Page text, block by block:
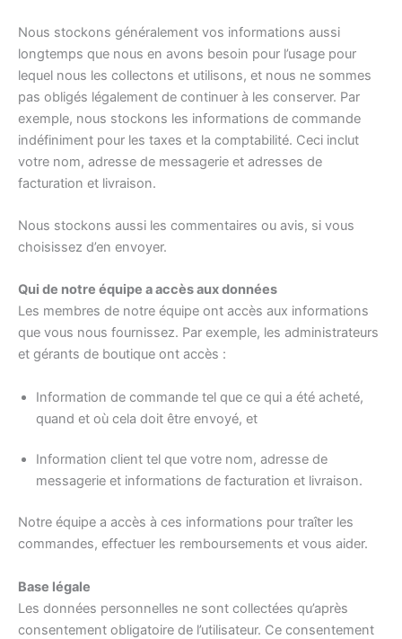
Nous stockons généralement vos informations aussi
longtemps que nous en avons besoin pour l’usage pour
lequel nous les collectons et utilisons, et nous ne sommes
pas obligés légalement de continuer à les conserver. Par
exemple, nous stockons les informations de commande
indéfiniment pour les taxes et la comptabilité. Ceci inclut
votre nom, adresse de messagerie et adresses de
facturation et livraison.
Nous stockons aussi les commentaires ou avis, si vous
choisissez d’en envoyer.
Qui de notre équipe a accès aux données
Les membres de notre équipe ont accès aux informations
que vous nous fournissez. Par exemple, les administrateurs
et gérants de boutique ont accès :
Information de commande tel que ce qui a été acheté,
quand et où cela doit être envoyé, et
Information client tel que votre nom, adresse de
messagerie et informations de facturation et livraison.
Notre équipe a accès à ces informations pour traîter les
commandes, effectuer les remboursements et vous aider.
Base légale
Les données personnelles ne sont collectées qu’après
consentement obligatoire de l’utilisateur. Ce consentement